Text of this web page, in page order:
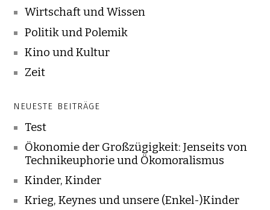
Wirtschaft und Wissen
Politik und Polemik
Kino und Kultur
Zeit
NEUESTE BEITRÄGE
Test
Ökonomie der Großzügigkeit: Jenseits von
Technikeuphorie und Ökomoralismus
Kinder, Kinder
Krieg, Keynes und unsere (Enkel-)Kinder